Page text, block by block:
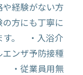
経験がない方
方にも丁寧に
す。 ・入浴介
ンザ予防接種
・従業員用無